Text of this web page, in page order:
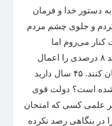
دستور خدا و فرمان
کردم و جلوی چشم مردم
کنار می‌روم اما
شرطش این است اگر می‌توانید رشد ۸ درصدی را اعمال
کنید، اگر نتوانستید اجرا کنید اعدامتان کنند. ۴۵ سال دارید
است؟ دولت قوی
علمی کسی که امتحان
در بنگاهی رصد نکرده